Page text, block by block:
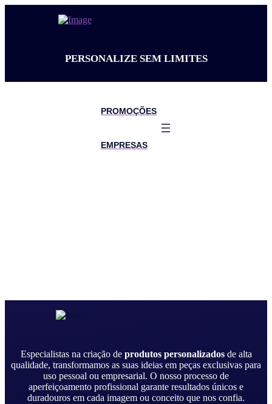
PERSONALIZE SEM LIMITES
PROMOÇÕES
EMPRESAS
Especialistas na criação de produtos personalizadosde alta
qualidade, transformamos as suas ideias em peças exclusivas para
uso pessoal ou empresarial. O nosso processo de
aperfeiçoamento profissional garante resultados únicos e
duradouros em cada imagem ou conceito que nos confia.